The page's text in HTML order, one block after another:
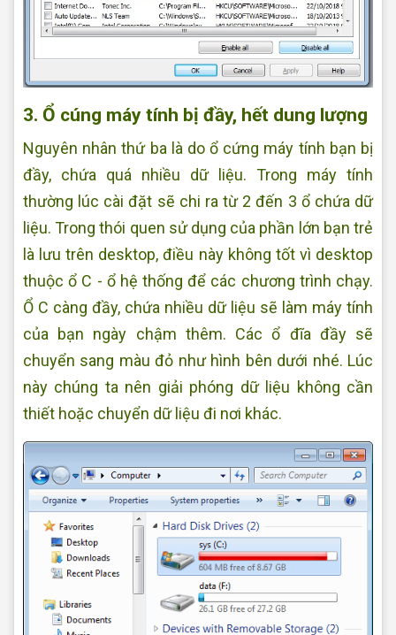
3. Ổ cúng máy tính bị đầy, hết dung lượng
Nguyên nhân thứ ba là do ổ cứng máy tính bạn bị
đầy, chứa quá nhiều dữ liệu. Trong máy tính
thường lúc cài đặt sẽ chi ra từ 2 đến 3 ổ chứa dữ
liệu. Trong thói quen sử dụng của phần lớn bạn trẻ
là lưu trên desktop, điều này không tốt vì desktop
thuộc ổ C - ổ hệ thống để các chương trình chạy.
Ổ C càng đầy, chứa nhiều dữ liệu sẽ làm máy tính
của bạn ngày chậm thêm. Các ổ đĩa đầy sẽ
chuyển sang màu đỏ như hình bên dưới nhé. Lúc
này chúng ta nên giải phóng dữ liệu không cần
thiết hoặc chuyển dữ liệu đi nơi khác.